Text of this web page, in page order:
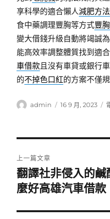
享科學的適合懶人減肥方法
食中藥調理豐胸等方式豐
變大借錢升級自動將竭誠
能高效率調整體質找到適
車借款且沒有車貸或銀行
的不掉色口紅的方案不僅
作
admin
發
16 9 月, 2023
章
導
覽
上一篇文章
上
一
文
翻譯社非侵入的
麼好高雄汽車借款